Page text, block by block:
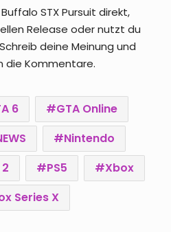
STX Pursuit direkt,
Release oder nutzt du
deine Meinung und
die Kommentare.
6
GTA Online
Nintendo
PS5
Xbox
Series X